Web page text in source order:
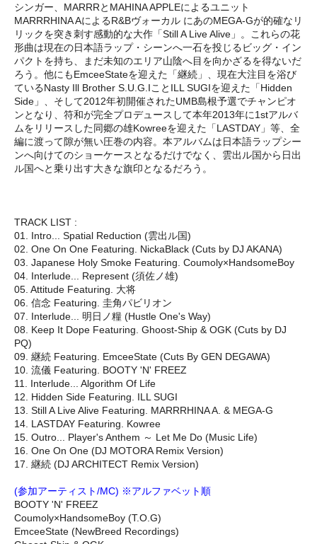
シンガー、MARRRとMAHINA APPLEによるユニット
MARRRHINA AによるR&Bヴォーカル にあのMEGA-Gが的確なリ
リックを突き刺す感動的な大作「Still A Live Alive」。これらの花
形曲は現在の日本語ラップ・シーンへ一石を投じるビッグ・イン
パクトを持ち、まだ未知のエリア山陰へ目を向かざるを得ないだ
ろう。他にもEmceeStateを迎えた「継続」、現在大注目を浴び
ているNasty Ill Brother S.U.G.IことILL SUGIを迎えた「Hidden
Side」、そして2012年初開催されたUMB島根予選でチャンピオ
ンとなり、符和が完全プロデュースして本年2013年に1stアルバ
ムをリリースした同郷の雄Kowreeを迎えた「LASTDAY」等、全
編に渡って隙が無い圧巻の内容。本アルバムは日本語ラップシー
ンへ向けてのショーケースとなるだけでなく、雲出ル国から日出
ル国へと乗り出す大きな旗印となるだろう。
TRACK LIST :
01. Intro... Spatial Reduction (雲出ル国)
02. One On One Featuring. NickaBlack (Cuts by DJ AKANA)
03. Japanese Holy Smoke Featuring. Coumoly×HandsomeBoy
04. Interlude... Represent (須佐ノ雄)
05. Attitude Featuring. 大将
06. 信念 Featuring. 圭角パビリオン
07. Interlude... 明日ノ糧 (Hustle One's Way)
08. Keep It Dope Featuring. Ghoost-Ship & OGK (Cuts by DJ
PQ)
09. 継続 Featuring. EmceeState (Cuts By GEN DEGAWA)
10. 流儀 Featuring. BOOTY 'N' FREEZ
11. Interlude... Algorithm Of Life
12. Hidden Side Featuring. ILL SUGI
13. Still A Live Alive Featuring. MARRRHINA A. & MEGA-G
14. LASTDAY Featuring. Kowree
15. Outro... Player's Anthem ～ Let Me Do (Music Life)
16. One On One (DJ MOTORA Remix Version)
17. 継続 (DJ ARCHITECT Remix Version)
(参加アーティスト/MC) ※アルファベット順
BOOTY 'N' FREEZ
Coumoly×HandsomeBoy (T.O.G)
EmceeState (NewBreed Recordings)